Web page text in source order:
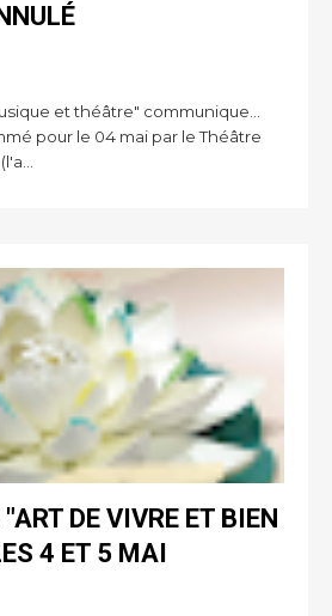
et théâtre" communique...
pour le 04 mai par le Théâtre
DE VIVRE ET BIEN
4 ET 5 MAI